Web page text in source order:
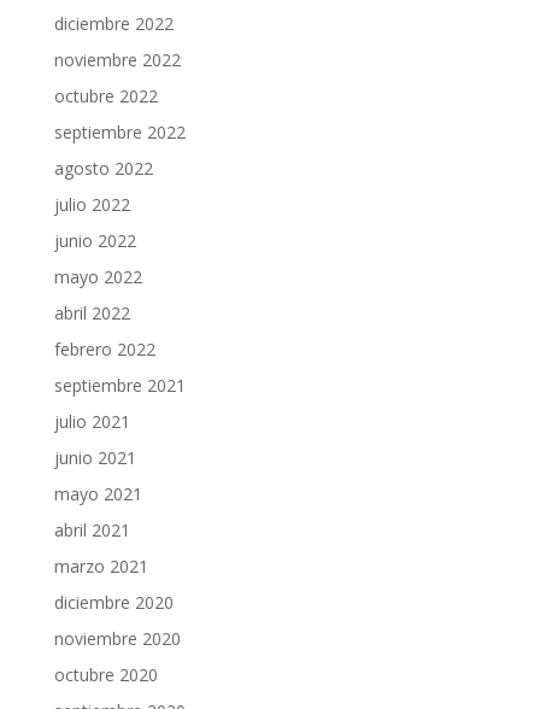
diciembre 2022
noviembre 2022
octubre 2022
septiembre 2022
agosto 2022
julio 2022
junio 2022
mayo 2022
abril 2022
febrero 2022
septiembre 2021
julio 2021
junio 2021
mayo 2021
abril 2021
marzo 2021
diciembre 2020
noviembre 2020
octubre 2020